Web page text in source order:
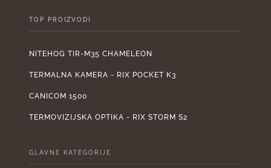
TOP PROIZVODI
NITEHOG TIR-M35 CHAMELEON
TERMALNA KAMERA - RIX POCKET K3
CANICOM 1500
TERMOVIZIJSKA OPTIKA - RIX STORM S2
GLAVNE KATEGORIJE